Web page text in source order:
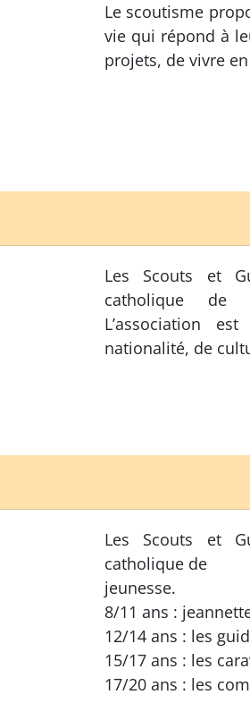
Le scoutisme
vie qui répond à
projets, de vivre
Les Scouts et
catholique de
L’association
nationalité, de
Les Scouts et
catholique de
jeunesse.
8/11 ans :
12/14 ans : les
15/17 ans : les
17/20 ans : les